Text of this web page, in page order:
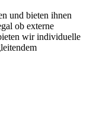
und bieten ihnen
ob externe
wir individuelle